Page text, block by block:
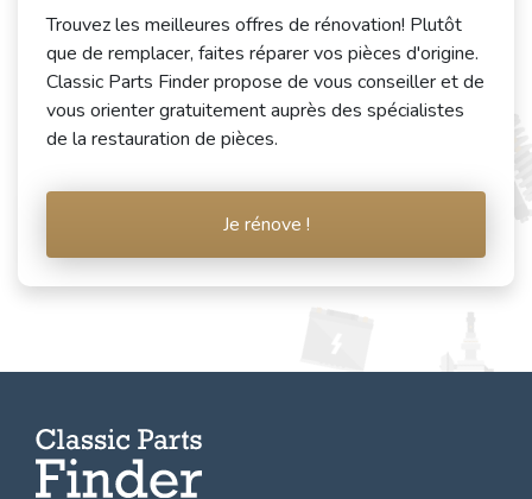
Trouvez les meilleures offres de rénovation! Plutôt
que de remplacer, faites réparer vos pièces d'origine.
Classic Parts Finder propose de vous conseiller et de
vous orienter gratuitement auprès des spécialistes
de la restauration de pièces.
Je rénove !